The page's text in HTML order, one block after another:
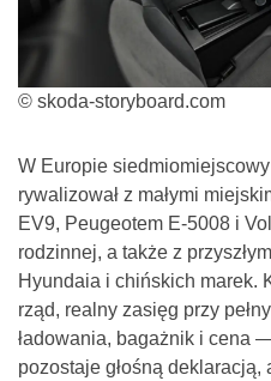
© skoda-storyboard.com
W Europie
rywalizował z małymi
EV9, Peugeotem E-5008 i
rodzinnej, a także z
Hyundaia i chińskich marek.
rząd, realny zasięg przy
ładowania, bagażnik i cena
pozostaje głośną